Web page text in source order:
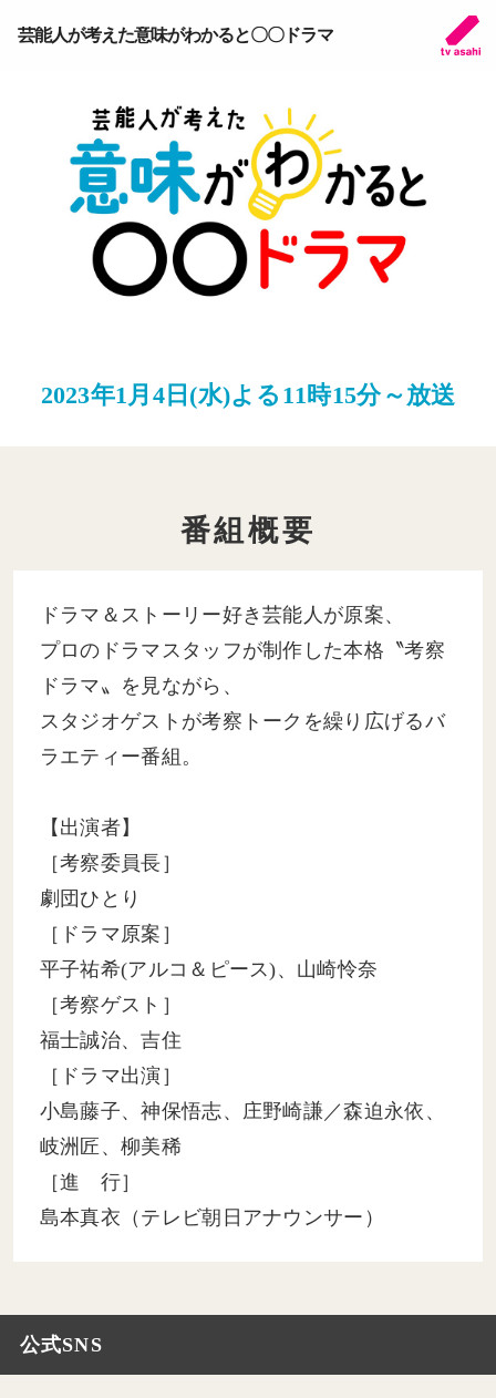
芸能人が考えた意味がわかると〇〇ドラマ
2023年1月4日(水)よる11時15分～放送
番組概要
ドラマ＆ストーリー好き芸能人が原案、
プロのドラマスタッフが制作した本格〝考察
ドラマ〟を見ながら、
スタジオゲストが考察トークを繰り広げるバ
ラエティー番組。
【出演者】
［考察委員長］
劇団ひとり
［ドラマ原案］
平子祐希(アルコ＆ピース)、山崎怜奈
［考察ゲスト］
福士誠治、吉住
［ドラマ出演］
小島藤子、神保悟志、庄野崎謙／森迫永依、
岐洲匠、柳美稀
［進 行］
島本真衣（テレビ朝日アナウンサー）
公式SNS